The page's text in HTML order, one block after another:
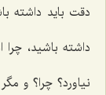
دقت باید داشته
داشته باشید، چرا
نیاورد؟ چرا؟ و